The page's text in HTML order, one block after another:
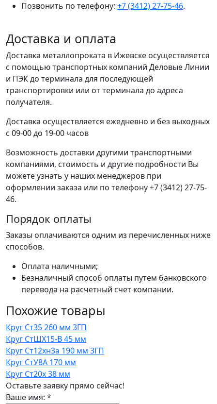
Позвонить по телефону: +7 (3412) 27-75-46.
Доставка и оплата
Доставка металлопроката в Ижевске осуществляется
с помощью транспортных компаний Деловые Линии
и ПЭК до терминала для последующей
транспортировки или от терминала до адреса
получателя.
Доставка осуществляется ежедневно и без выходных
с 09-00 до 19-00 часов
Возможность доставки другими транспортными
компаниями, стоимость и другие подробности Вы
можете узнать у наших менеджеров при
оформлении заказа или по телефону +7 (3412) 27-75-
46.
Порядок оплаты
Заказы оплачиваются одним из перечисленных ниже
способов.
Оплата наличными;
Безналичный способ оплаты путем банковского
перевода на расчетный счет компании.
Похожие товары
Круг Ст35 260 мм 3ГП
Круг СтШХ15-В 45 мм
Круг Ст12хн3а 190 мм 3ГП
Круг СтУ8А 170 мм
Круг Ст20х 38 мм
Оставьте заявку прямо сейчас!
Ваше имя: *